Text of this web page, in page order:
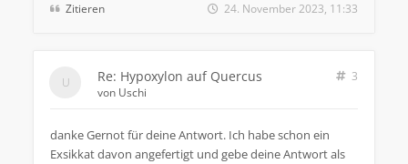
Zitieren 24. November 2023, 11:33
Re: Hypoxylon auf Quercus
3
von Uschi
danke Gernot für deine Antwort. Ich habe schon ein
Exsikkat davon angefertigt und gebe deine Antwort als